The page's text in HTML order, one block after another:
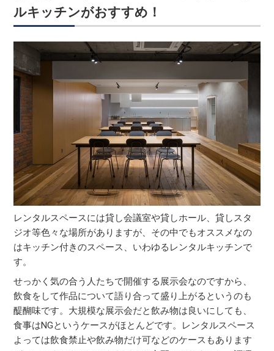
ルキッチンがおすすめ！
レンタルスペースには貸し会議室や貸しホール、貸しスタ
ジオ等色々な場所がありますが、その中でもオススメなの
はキッチン付きのスペース、いわゆるレンタルキッチンで
す。
せっかく気の合う人たちで開催する展示会なのですから、
飲食をして作品について語り合って盛り上がるというのも
醍醐味です。大規模な展示会だと飲み物は良いにしても、
食事はNGというケースがほとんどです。レンタルスペース
よっては飲食禁止や飲み物だけ可などのケースもあります